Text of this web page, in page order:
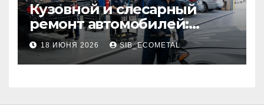
Кузовной и слесарный
ремонт автомобилей:
наличие оригинальных
запчастей производителя
и сроки выполнения работ
18 ИЮНЯ 2026 SIB_ECOMETAL